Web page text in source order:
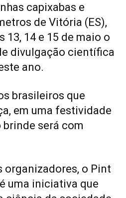
capixabas e
de Vitória (ES),
13, 14 e 15 de maio o
divulgação científica
ano.
brasileiros que
em uma festividade
será com
organizadores, o Pint
uma iniciativa que